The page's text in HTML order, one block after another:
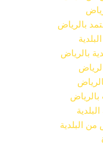
بالرياض
بالرياض
البلدية